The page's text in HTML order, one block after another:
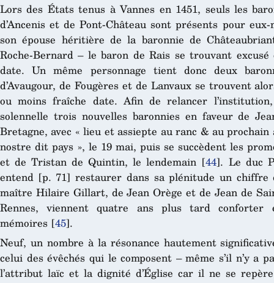
Lors des États tenus à Vannes en 1451, seuls les
d’Ancenis et de Pont-Château sont présents pour
son épouse héritière de la baronnie de
Roche-Bernard – le baron de Rais se trouvant
date. Un même personnage tient donc deux
d’Avaugour, de Fougères et de Lanvaux se trouvent
ou moins fraîche date. Afin de relancer
solennelle trois nouvelles baronnies en faveur de
Bretagne, avec « lieu et assiepte au ranc & au
nostre dit pays », le 19 mai, puis se succèdent les
et de Tristan de Quintin, le lendemain [44]. Le duc
entend [p. 71] restaurer dans sa plénitude un chiffre
maître Hilaire Gillart, de Jean Orège et de Jean de
Rennes, viennent quatre ans plus tard
mémoires [45].
Neuf, un nombre à la résonance hautement
celui des évêchés qui le composent – même s’il n’y a
l’attribut laïc et la dignité d’Église car il ne se